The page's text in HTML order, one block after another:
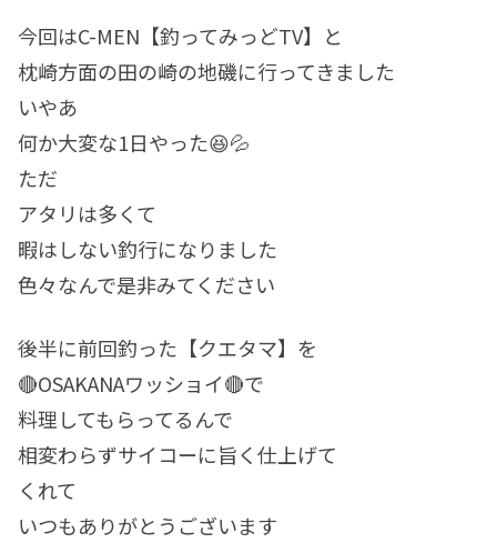
今回はC-MEN【釣ってみっどTV】と
枕崎方面の田の崎の地磯に行ってきました
いやあ
何か大変な1日やった😆💦
ただ
アタリは多くて
暇はしない釣行になりました
色々なんで是非みてください
後半に前回釣った【クエタマ】を
🔴OSAKANAワッショイ🔴で
料理してもらってるんで
相変わらずサイコーに旨く仕上げて
くれて
いつもありがとうございます